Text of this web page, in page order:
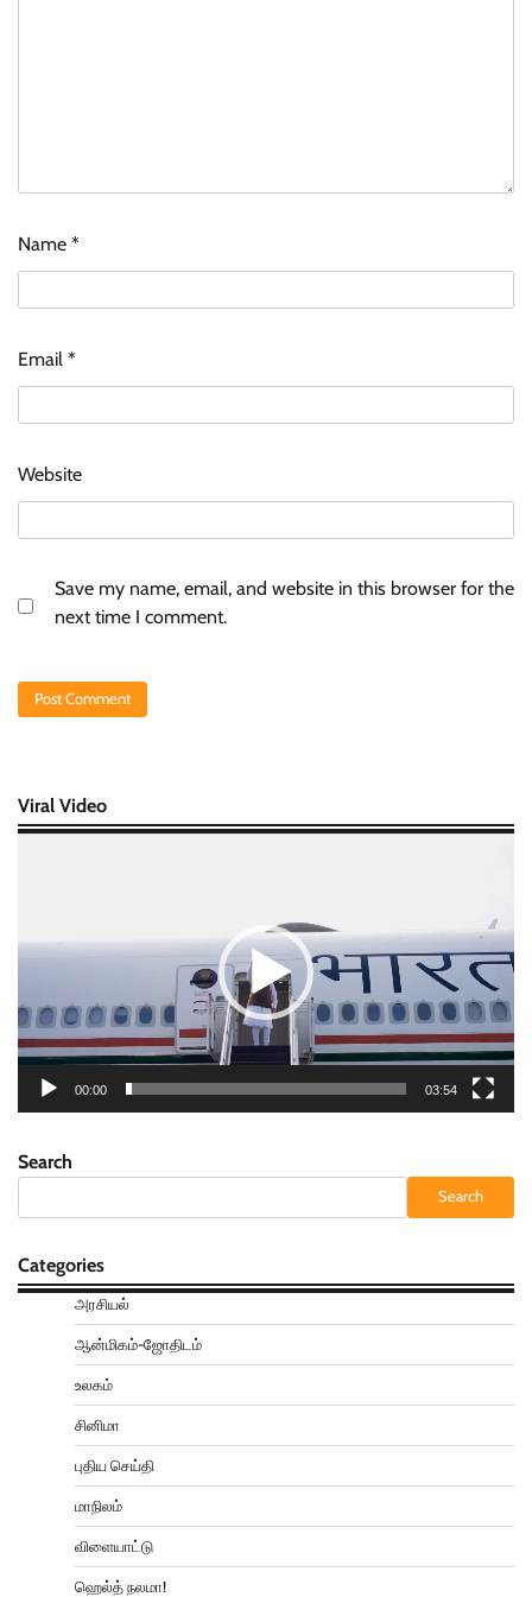
Name *
Email *
Website
Save my name, email, and website in this browser for the
next time I comment.
Viral Video
00:00 03:54
Search
Search
Categories
அரசியல்
ஆன்மிகம்-ஜோதிடம்
உலகம்
சினிமா
புதிய செய்தி
மாநிலம்
விளையாட்டு
ஹெல்த் நலமா!